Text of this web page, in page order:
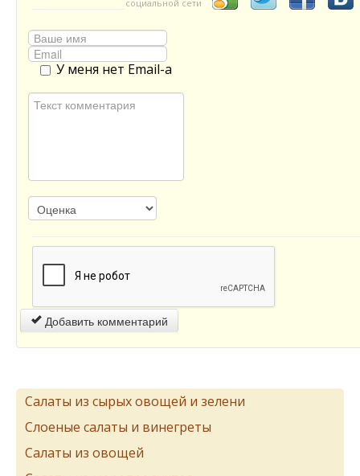
социальной сети
У меня нет Email-а
Добавить комментарий
Салаты из сырых овощей и зелени
Слоеные салаты и винегреты
Салаты из овощей